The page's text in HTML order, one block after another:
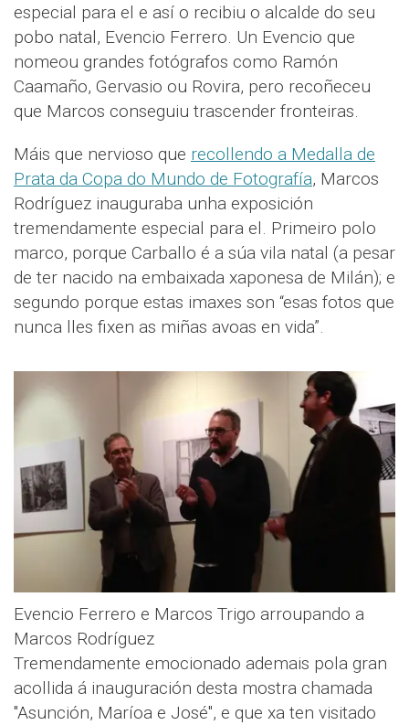
especial para el e así o recibiu o alcalde do seu
pobo natal, Evencio Ferrero. Un Evencio que
nomeou grandes fotógrafos como Ramón
Caamaño, Gervasio ou Rovira, pero recoñeceu
que Marcos conseguiu trascender fronteiras.
Máis que nervioso que recollendo a Medalla de
Prata da Copa do Mundo de Fotografía, Marcos
Rodríguez inauguraba unha exposición
tremendamente especial para el. Primeiro polo
marco, porque Carballo é a súa vila natal (a pesar
de ter nacido na embaixada xaponesa de Milán); e
segundo porque estas imaxes son “esas fotos que
nunca lles fixen as miñas avoas en vida”.
Evencio Ferrero e Marcos Trigo arroupando a
Marcos Rodríguez
Tremendamente emocionado ademais pola gran
acollida á inauguración desta mostra chamada
"Asunción, Maríoa e José", e que xa ten visitado